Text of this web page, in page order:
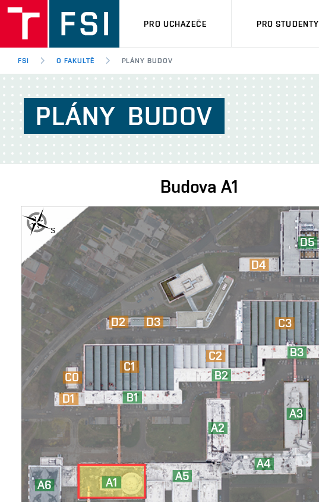
PRO UCHAZEČE PRO STUDENTY
FSI O FAKULTĚ PLÁNY BUDOV
PLÁNY BUDOV
Budova A1